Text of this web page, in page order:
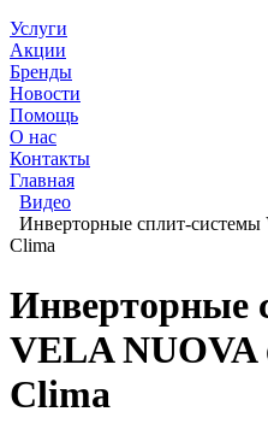
Услуги
Акции
Бренды
Новости
Помощь
О нас
Контакты
Главная
Видео
Инверторные сплит-
Clima
Инверторные
VELA NUOVA
Clima